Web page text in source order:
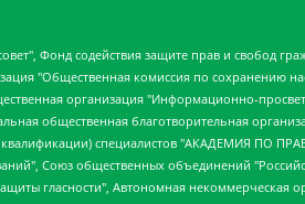
здравоохранения "Альянс врачей", Юридическое лицо, зарегистрированное в Латвийской Республике, SIA "Medusa Project" (регистрационный номер 40103797863, дата регистрации 10.06.2014), Некоммерческая организация "Фонд по борьбе с коррупцией", Автономная некоммерческая организация "Институт права и публичной политики", Баданин Роман Сергеевич, Гликин Максим Александрович, Железнова Мария Михайловна, Лукьянова Юлия Сергеевна, Маетная Елизавета Витальевна, Маняхин Петр Борисович, Чуракова Ольга Владимировна, Ярош Юлия Петровна, Юридическое лицо "The Insider SIA", зарегистрированное в Риге, Латвийская Республика (дата регистрации 26.06.2015), являющееся администратором доменного имени интернет-издания "The Insider SIA", https://theins.ru, Постернак Алексей Евгеньевич, Рубин Михаил Аркадьевич, Анин Роман Александрович, Юридическое лицо Istories fonds, зарегистрированное в Латвийской Республике (регистрационный номер 50008295751, дата регистрации 24.02.2020), Великовский Дмитрий Александрович, Долинина Ирина Николаевна, Мароховская Алеся Алексеевна, Шлейнов Роман Юрьевич, Шмагун Олеся Валентиновна, Общество с ограниченной ответственностью "Альтаир 2021", Общество с ограниченной ответственностью "Вега 2021", Общество с ограниченной ответственностью "Главный редактор 2021", Общество с ограниченной ответственностью "Ромашки монолит", Важенков Артем Валерьевич, Ивановская областная общественная организация "Центр гендерных исследований", Гурман Юрий Альбертович, Медиапроект "ОВД-Инфо", Егоров Владимир Владимирович, Жилинский Владимир Александрович, Общество с ограниченной ответственностью "ЗП", Иванова София Юрьевна, Карезина Инна Павловна, Кильтау Екатерина Викторовна, Петров Алексей Викторович, Пискунов Сергей Евгеньевич, Смирнов Сергей Сергеевич, Тихонов Михаил Сергеевич, Общество с ограниченной ответственностью "ЖУРНАЛИСТ-ИНОСТРАННЫЙ АГЕНТ", Арапова Галина Юрьевна, Вольтская Татьяна Анатольевна, Американская компания "Mason G.E.S. Anonymous Foundation"